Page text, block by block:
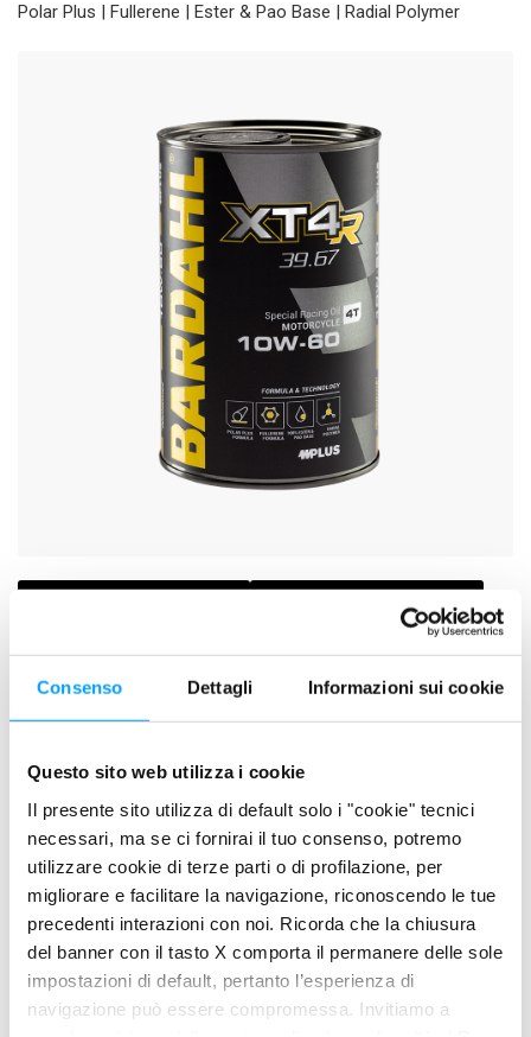
Consenso Dettagli Informazioni sui cookie
Questo sito web utilizza i cookie
Il presente sito utilizza di default solo i "cookie" tecnici
necessari, ma se ci fornirai il tuo consenso, potremo
utilizzare cookie di terze parti o di profilazione, per
migliorare e facilitare la navigazione, riconoscendo le tue
precedenti interazioni con noi. Ricorda che la chiusura
del banner con il tasto X comporta il permanere delle sole
impostazioni di default, pertanto l’esperienza di
navigazione può essere compromessa. Invitiamo a
Polar Plus | Fullerene | Ester & Pao Base | Radial Polymer
SCHEDA DI SICUREZZA
estreme testato in ambito racing del Motor Sport.
PLUS DI PRODOTTO
MCO Tailored Chemistry - sviluppato su misura per
applicazioni motociclistiche e addizionato con Bardahl
Polar Plus + Fullerene C60
Contiene polimeri ad altissima resistenza Radial Polymer
Structure
Formulato 100% con basi PAO ed esteri sintetici